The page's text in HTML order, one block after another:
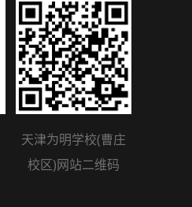
天津为明学校(曹庄
校区)网站二维码